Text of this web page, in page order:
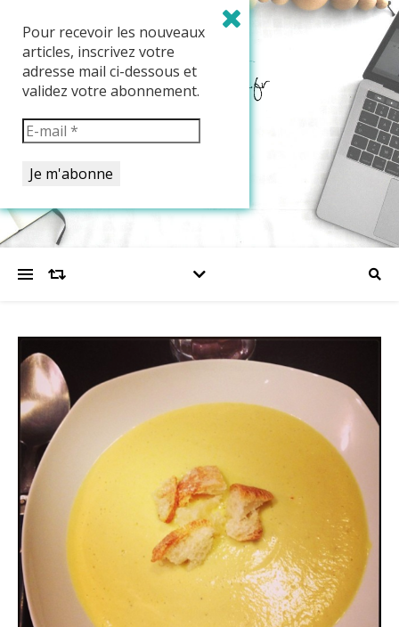
Pour recevoir les nouveaux
articles, inscrivez votre
adresse mail ci-dessous et
validez votre abonnement.